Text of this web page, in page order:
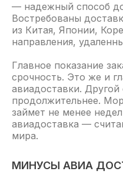
— надежный способ
Востребованы
из Китая, Японии,
направления,
Главное показание
срочность. Это же и
авиадоставки. Другой
продолжительнее.
займет не менее
авиадоставка —
мира.
МИНУСЫ АВИА